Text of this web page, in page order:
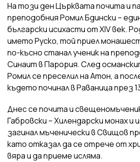
На този ден Църквата почита и
преподобния Ромил Бдински –
български исихасти от XIV век.
името Руско, той приел
по-късно станал ученик на
Синаит в Парория. След
Ромил се преселил на Атон, а
където починал в Раваница през
Днес се почита и
Габровски – Хилендарски монах и
загинал мъченически в Свищов
като отказал да се отрече от
вяра и да приеме исляма.